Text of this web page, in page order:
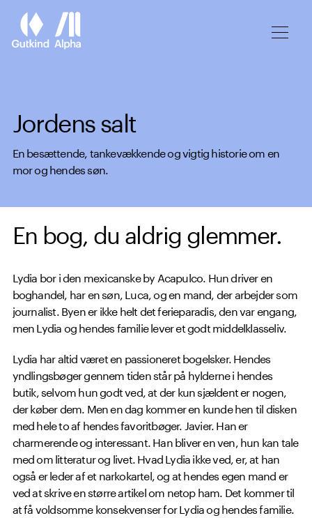
Spring til hovedindhold
Jordens salt
En besættende, tankevækkende og vigtig historie om en
mor og hendes søn.
En bog, du aldrig glemmer.
Lydia bor i den mexicanske by Acapulco. Hun driver en
boghandel, har en søn, Luca, og en mand, der arbejder som
journalist. Byen er ikke helt det ferieparadis, den var engang,
men Lydia og hendes familie lever et godt middelklasseliv.
Lydia har altid været en passioneret bogelsker. Hendes
yndlingsbøger gennem tiden står på hylderne i hendes
butik, selvom hun godt ved, at der kun sjældent er nogen,
der køber dem. Men en dag kommer en kunde hen til disken
med hele to af hendes favoritbøger. Javier. Han er
charmerende og interessant. Han bliver en ven, hun kan tale
med om litteratur og livet. Hvad Lydia ikke ved, er, at han
også er leder af et narkokartel, og at hendes egen mand er
ved at skrive en større artikel om netop ham. Det kommer til
at få voldsomme konsekvenser for Lydia og hendes familie.